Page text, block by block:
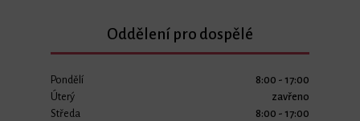
Oddělení pro dospělé
Pondělí
8:00 - 17:00
Úterý
zavřeno
Středa
8:00 - 17:00